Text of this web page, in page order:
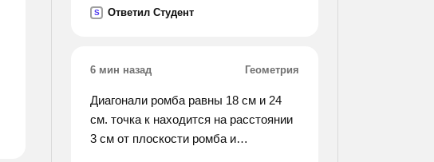
колебания люстры, в которую
S Ответил Студент
6 мин назад Геометрия
Диагонали ромба равны 18 см и 24
см. точка к находится на расстоянии
3 см от плоскости ромба и